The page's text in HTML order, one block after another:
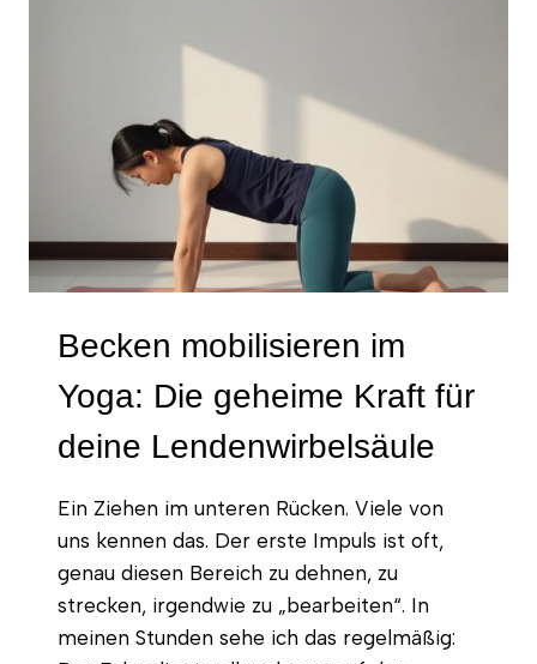
UND
SIE
MIT
YOGA
GEZIELT
LÖST
Becken mobilisieren im
Yoga: Die geheime Kraft für
deine Lendenwirbelsäule
Ein Ziehen im unteren Rücken. Viele von
uns kennen das. Der erste Impuls ist oft,
genau diesen Bereich zu dehnen, zu
strecken, irgendwie zu „bearbeiten“. In
meinen Stunden sehe ich das regelmäßig: